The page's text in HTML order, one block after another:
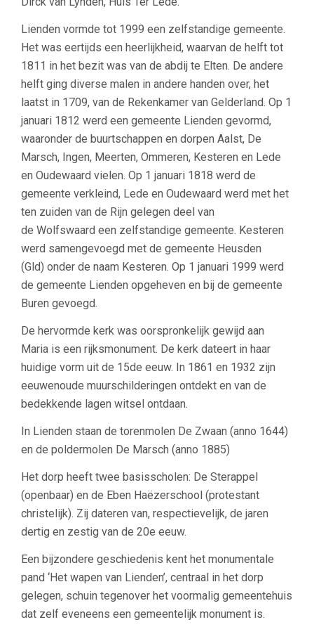
Lienden vormde tot 1999 een zelfstandige gemeente.
Het was eertijds een heerlijkheid, waarvan de helft tot
1811 in het bezit was van de abdij te Elten. De andere
helft ging diverse malen in andere handen over, het
laatst in 1709, van de Rekenkamer van Gelderland. Op 1
januari 1812 werd een gemeente Lienden gevormd,
waaronder de buurtschappen en dorpen Aalst, De
Marsch, Ingen, Meerten, Ommeren, Kesteren en Lede
en Oudewaard vielen. Op 1 januari 1818 werd de
gemeente verkleind, Lede en Oudewaard werd met het
ten zuiden van de Rijn gelegen deel van
de Wolfswaard een zelfstandige gemeente. Kesteren
werd samengevoegd met de gemeente Heusden
(Gld) onder de naam Kesteren. Op 1 januari 1999 werd
de gemeente Lienden opgeheven en bij de gemeente
Buren gevoegd.
De hervormde kerk was oorspronkelijk gewijd aan
Maria is een rijksmonument. De kerk dateert in haar
huidige vorm uit de 15de eeuw. In 1861 en 1932 zijn
eeuwenoude muurschilderingen ontdekt en van de
bedekkende lagen witsel ontdaan.
In Lienden staan de torenmolen De Zwaan (anno 1644)
en de poldermolen De Marsch (anno 1885)
Het dorp heeft twee basisscholen: De Sterappel
(openbaar) en de Eben Haëzerschool (protestant
christelijk). Zij dateren van, respectievelijk, de jaren
dertig en zestig van de 20e eeuw.
Een bijzondere geschiedenis kent het monumentale
pand ‘Het wapen van Lienden’, centraal in het dorp
gelegen, schuin tegenover het voormalig gemeentehuis
dat zelf eveneens een gemeentelijk monument is.